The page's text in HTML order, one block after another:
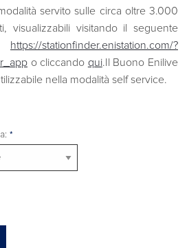
servito sulle circa oltre 3.000
visualizzabili visitando il seguente
https://stationfinder.enistation.com/?
o cliccando qui.Il Buono Enilive
nella modalità self service.